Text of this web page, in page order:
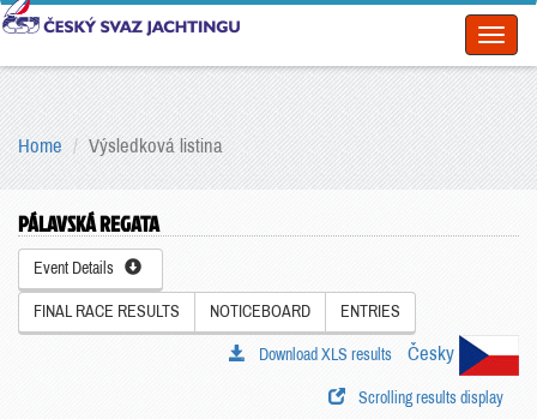
Home Výsledková listina
PÁLAVSKÁ REGATA
Event Details
FINAL RACE RESULTS NOTICEBOARD ENTRIES
Česky
Download XLS results
Scrolling results display